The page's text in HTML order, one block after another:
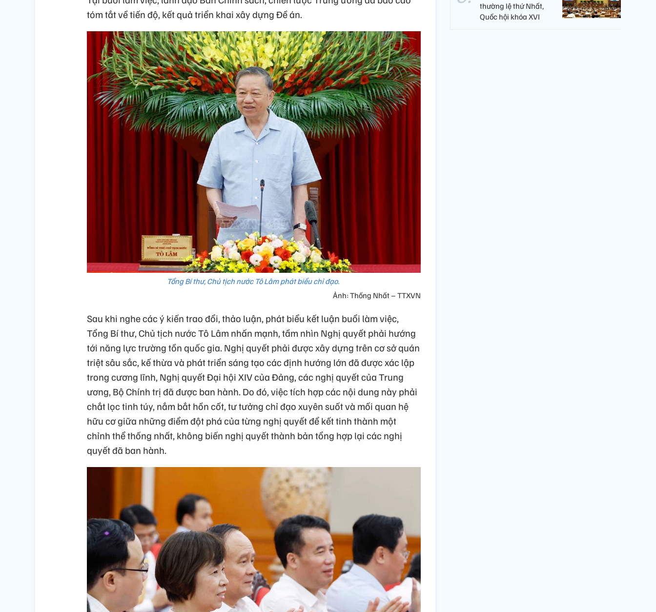
tóm tắt về tiến độ, kết quả triển khai xây dựng Đề án.
Tổng Bí thư, Chủ tịch nước Tô Lâm phát biểu chỉ đạo.
Ảnh: Thống Nhất – TTXVN
Sau khi nghe các ý kiến trao đổi, thảo luận, phát biểu kết luận buổi làm việc,
Tổng Bí thư, Chủ tịch nước Tô Lâm nhấn mạnh, tầm nhìn Nghị quyết phải hướng
tới năng lực trường tồn quốc gia. Nghị quyết phải được xây dựng trên cơ sở quán
triệt sâu sắc, kế thừa và phát triển sáng tạo các định hướng lớn đã được xác lập
trong cương lĩnh, Nghị quyết Đại hội XIV của Đảng, các nghị quyết của Trung
ương, Bộ Chính trị đã được ban hành. Do đó, việc tích hợp các nội dung này phải
chắt lọc tinh túy, nắm bắt hồn cốt, tư tưởng chỉ đạo xuyên suốt và mối quan hệ
hữu cơ giữa những điểm đột phá của từng nghị quyết để kết tinh thành một
chỉnh thể thống nhất, không biến nghị quyết thành bản tổng hợp lại các nghị
quyết đã ban hành.
thường lệ thứ Nhất,
Quốc hội khóa XVI